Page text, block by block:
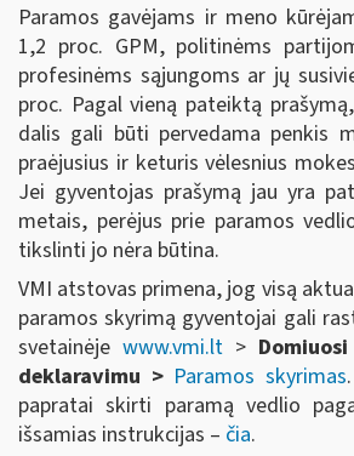
Paramos gavėjams ir meno
1,2 proc. GPM, politinėms
profesinėms sąjungoms ar jų
proc. Pagal vieną pateiktą
dalis gali būti pervedama penkis
praėjusius ir keturis vėlesnius
Jei gyventojas prašymą jau yra
metais, perėjus prie paramos
tikslinti jo nėra būtina.
VMI atstovas primena, jog visą
paramos skyrimą gyventojai gali
svetainėje www.vmi.lt >
deklaravimu > Paramos skyrimas
papratai skirti paramą vedlio
išsamias instrukcijas – čia.